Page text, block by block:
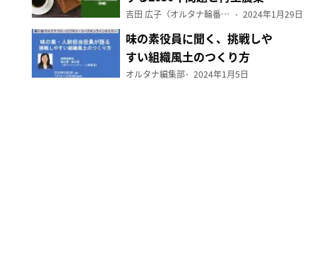
（前編）
吉田 広子（オルタナ輪番編集長） 2024年1月29日
味の素役員に聞く、挑戦しや
すい組織風土のつくり方
オルタナ編集部 2024年1月5日